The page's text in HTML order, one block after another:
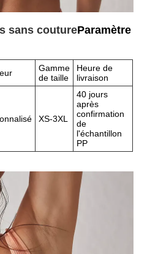
sans coutureParamètre
Gamme
de taille
Heure de
livraison
XS-3XL
40 jours
après
confirmation
de
l'échantillon
PP